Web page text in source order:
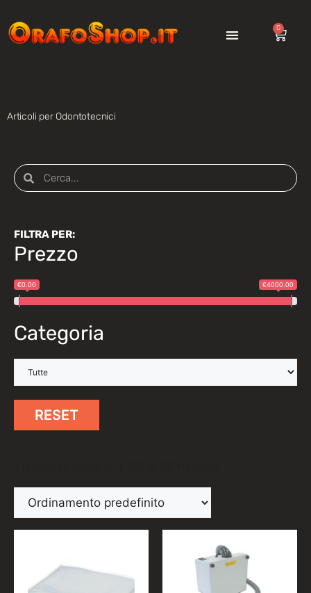
0
Articoli per Odontotecnici
FILTRA PER:
Prezzo
€0.00 €4000.00
Categoria
RESET